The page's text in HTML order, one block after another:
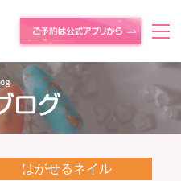
はがせるネイル